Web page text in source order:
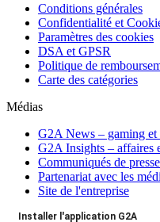
Conditions générales
Confidentialité et
Paramètres des cookies
DSA et GPSR
Politique de
Carte des catégories
Médias
G2A News – gaming et
G2A Insights – affaires
Communiqués de presse
Partenariat avec les
Site de l'entreprise
Installer l'application G2A